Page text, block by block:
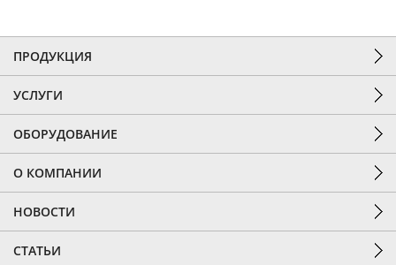
ПРОДУКЦИЯ
УСЛУГИ
ОБОРУДОВАНИЕ
О КОМПАНИИ
НОВОСТИ
СТАТЬИ